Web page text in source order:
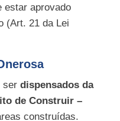
estar aprovado
(Art. 21 da Lei
ser dispensados da
de Construir –
construídas.